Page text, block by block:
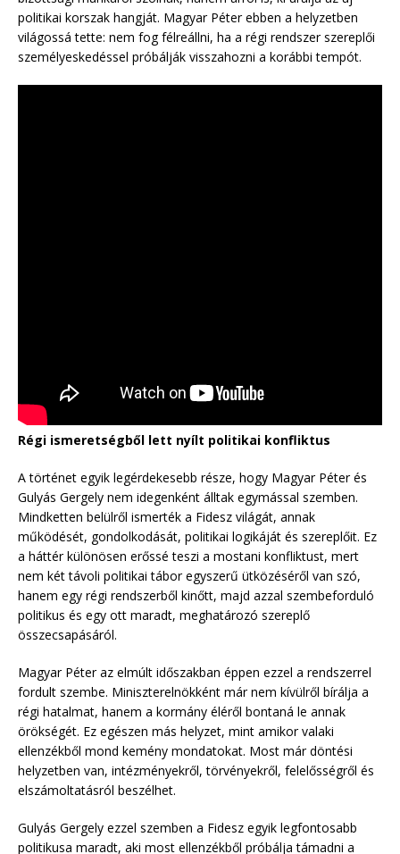
politikai korszak hangját. Magyar Péter ebben a helyzetben
világossá tette: nem fog félreállni, ha a régi rendszer szereplői
személyeskedéssel próbálják visszahozni a korábbi tempót.
Régi ismeretségből lett nyílt politikai konfliktus
A történet egyik legérdekesebb része, hogy Magyar Péter és
Gulyás Gergely nem idegenként álltak egymással szemben.
Mindketten belülről ismerték a Fidesz világát, annak
működését, gondolkodását, politikai logikáját és szereplőit. Ez
a háttér különösen erőssé teszi a mostani konfliktust, mert
nem két távoli politikai tábor egyszerű ütközéséről van szó,
hanem egy régi rendszerből kinőtt, majd azzal szembeforduló
politikus és egy ott maradt, meghatározó szereplő
összecsapásáról.
Magyar Péter az elmúlt időszakban éppen ezzel a rendszerrel
fordult szembe. Miniszterelnökként már nem kívülről bírálja a
régi hatalmat, hanem a kormány éléről bontaná le annak
örökségét. Ez egészen más helyzet, mint amikor valaki
ellenzékből mond kemény mondatokat. Most már döntési
helyzetben van, intézményekről, törvényekről, felelősségről és
elszámoltatásról beszélhet.
Gulyás Gergely ezzel szemben a Fidesz egyik legfontosabb
politikusa maradt, aki most ellenzékből próbálja támadni a